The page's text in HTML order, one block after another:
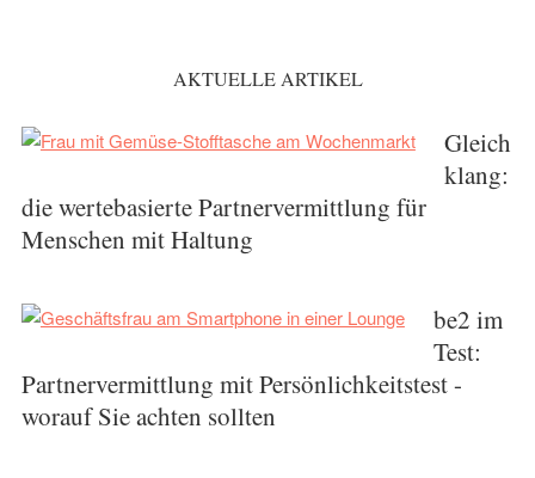
AKTUELLE ARTIKEL
Gleich
klang:
die wertebasierte Partnervermittlung für
Menschen mit Haltung
be2 im
Test:
Partnervermittlung mit Persönlichkeitstest -
worauf Sie achten sollten